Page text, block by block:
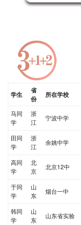
学生
省
份
所在学校
马同
学
浙
江
宁波中学
田同
学
浙
江
余姚中学
高同
学
北
京
北京12中
于同
学
山
东
烟台一中
韩同
学
山
东
山东省实验